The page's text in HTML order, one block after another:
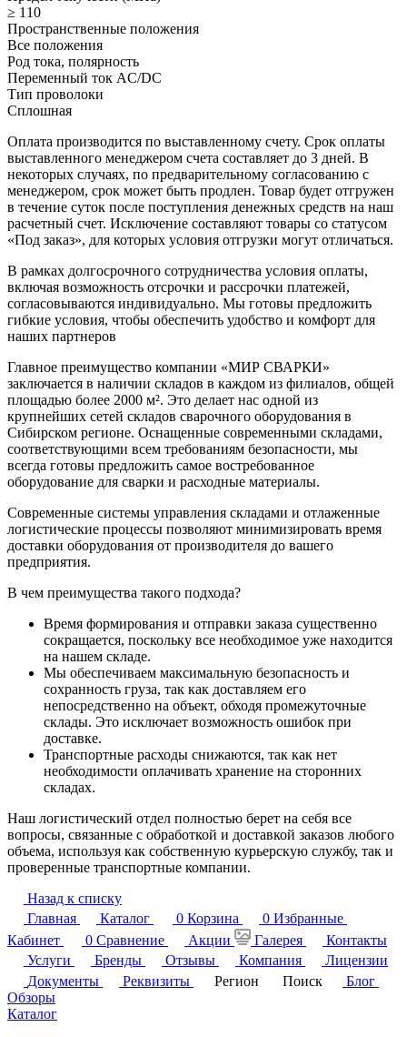
≥ 110
Пространственные положения
Все положения
Род тока, полярность
Переменный ток AC/DC
Тип проволоки
Сплошная
Оплата производится по выставленному счету. Срок оплаты
выставленного менеджером счета составляет до 3 дней. В
некоторых случаях, по предварительному согласованию с
менеджером, срок может быть продлен. Товар будет отгружен
в течение суток после поступления денежных средств на наш
расчетный счет. Исключение составляют товары со статусом
«Под заказ», для которых условия отгрузки могут отличаться.
В рамках долгосрочного сотрудничества условия оплаты,
включая возможность отсрочки и рассрочки платежей,
согласовываются индивидуально. Мы готовы предложить
гибкие условия, чтобы обеспечить удобство и комфорт для
наших партнеров
Главное преимущество компании «МИР СВАРКИ»
заключается в наличии складов в каждом из филиалов, общей
площадью более 2000 м². Это делает нас одной из
крупнейших сетей складов сварочного оборудования в
Сибирском регионе. Оснащенные современными складами,
соответствующими всем требованиям безопасности, мы
всегда готовы предложить самое востребованное
оборудование для сварки и расходные материалы.
Современные системы управления складами и отлаженные
логистические процессы позволяют минимизировать время
доставки оборудования от производителя до вашего
предприятия.
В чем преимущества такого подхода?
Время формирования и отправки заказа существенно
сокращается, поскольку все необходимое уже находится
на нашем складе.
Мы обеспечиваем максимальную безопасность и
сохранность груза, так как доставляем его
непосредственно на объект, обходя промежуточные
склады. Это исключает возможность ошибок при
доставке.
Транспортные расходы снижаются, так как нет
необходимости оплачивать хранение на сторонних
складах.
Наш логистический отдел полностью берет на себя все
вопросы, связанные с обработкой и доставкой заказов любого
объема, используя как собственную курьерскую службу, так и
проверенные транспортные компании.
Назад к списку
Главная
Каталог 0 Корзина 0 Избранные
Кабинет
0 Сравнение Акции Галерея
Контакты
Услуги
Бренды Отзывы Компания
Лицензии
Документы
Реквизиты Регион Поиск
Блог
Обзоры
Каталог